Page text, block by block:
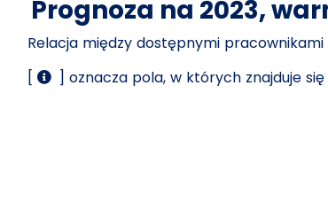
Prognoza na 2023,
Relacja między dostępnymi
[
] oznacza pola, w których znajduje